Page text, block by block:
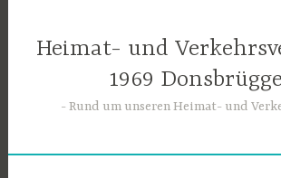
springenHeimat- und
1969
Rund um unseren Heimat- und